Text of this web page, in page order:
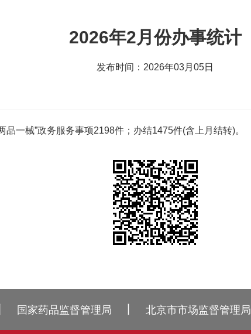
2026年2月份办事统计
发布时间：2026年03月05日
一械”政务服务事项2198件；办结1475件(含上月结转)。
国家药品监督管理局 北京市市场监督管理局